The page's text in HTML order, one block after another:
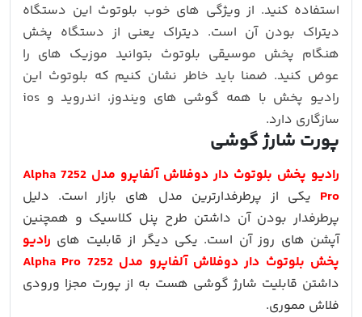
استفاده کنید. از ویژگی های خوب بلوتوث این دستگاه
دیتراک بودن آن است. دیتراک یعنی از دستگاه پخش
هنگام پخش موسیقی بلوتوث بتوانید موزیک های را
عوض کنید. ضمنا باید خاطر نشان کنیم که بلوتوث این
رادیو پخش با همه گوشی های ویندوز، اندروید و ios
سازگاری دارد.
پورت شارژ گوشی
رادیو پخش بلوتوث دار دوفلاش آلفاپرو مدل 7252 Alpha
Pro یکی از پرطرفدارترین مدل های بازار است. دلیل
پرطرفدار بودن آن داشتن طرح پنل کلاسیک و همچنین
آپشن های روز آن است. یکی دیگر از قابلیت های رادیو
پخش بلوتوث دار دوفلاش آلفاپرو مدل 7252 Alpha Pro
داشتن قابلیت شارژ گوشی هست به از پورت مجزا ورودی
فلاش مموری.